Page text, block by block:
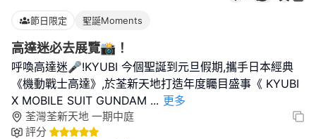
節日限定 聖誕Moments
高達迷必去展覽📸！
呼喚高達迷🎤!KYUBI 今個聖誕到元旦假期,攜手日本經典
《機動戰士高達》,於荃新天地打造年度矚目盛事《 KYUBI
X MOBILE SUIT GUNDAM ... 更多
荃灣荃新天地 一期中庭
評分